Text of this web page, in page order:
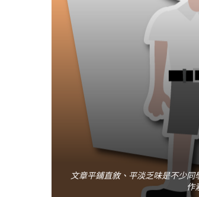
文章平鋪直敘、平淡乏味是不少
作